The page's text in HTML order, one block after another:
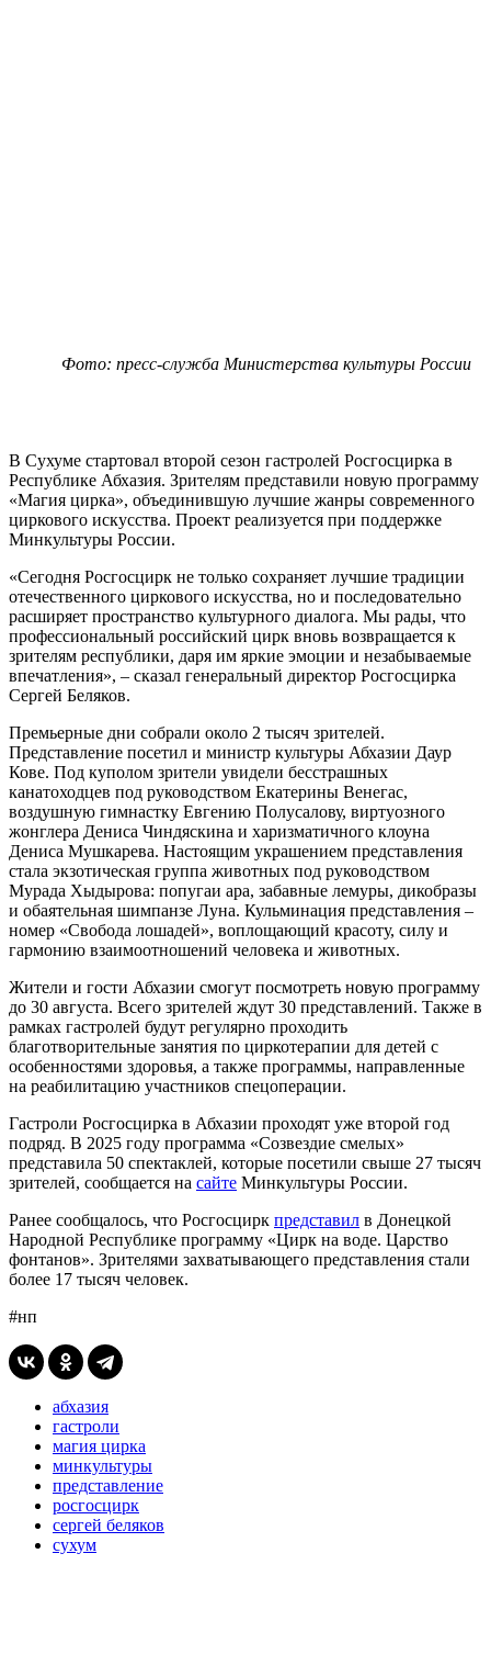
Фото: пресс-служба Министерства культуры России
В Сухуме стартовал второй сезон гастролей Росгосцирка в
Республике Абхазия. Зрителям представили новую программу
«Магия цирка», объединившую лучшие жанры современного
циркового искусства. Проект реализуется при поддержке
Минкультуры России.
«Сегодня Росгосцирк не только сохраняет лучшие традиции
отечественного циркового искусства, но и последовательно
расширяет пространство культурного диалога. Мы рады, что
профессиональный российский цирк вновь возвращается к
зрителям республики, даря им яркие эмоции и незабываемые
впечатления», – сказал генеральный директор Росгосцирка
Сергей Беляков.
Премьерные дни собрали около 2 тысяч зрителей.
Представление посетил и министр культуры Абхазии Даур
Кове. Под куполом зрители увидели бесстрашных
канатоходцев под руководством Екатерины Венегас,
воздушную гимнастку Евгению Полусалову, виртуозного
жонглера Дениса Чиндяскина и харизматичного клоуна
Дениса Мушкарева. Настоящим украшением представления
стала экзотическая группа животных под руководством
Мурада Хыдырова: попугаи ара, забавные лемуры, дикобразы
и обаятельная шимпанзе Луна. Кульминация представления –
номер «Свобода лошадей», воплощающий красоту, силу и
гармонию взаимоотношений человека и животных.
Жители и гости Абхазии смогут посмотреть новую программу
до 30 августа. Всего зрителей ждут 30 представлений. Также в
рамках гастролей будут регулярно проходить
благотворительные занятия по циркотерапии для детей с
особенностями здоровья, а также программы, направленные
на реабилитацию участников спецоперации.
Гастроли Росгосцирка в Абхазии проходят уже второй год
подряд. В 2025 году программа «Созвездие смелых»
представила 50 спектаклей, которые посетили свыше 27 тысяч
зрителей, сообщается на сайте Минкультуры России.
Ранее сообщалось, что Росгосцирк представил в Донецкой
Народной Республике программу «Цирк на воде. Царство
фонтанов». Зрителями захватывающего представления стали
более 17 тысяч человек.
#нп
абхазия
гастроли
магия цирка
минкультуры
представление
росгосцирк
сергей беляков
сухум